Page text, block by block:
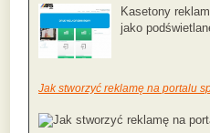
Kasetony
jako
Jak stworzyć reklamę na portalu